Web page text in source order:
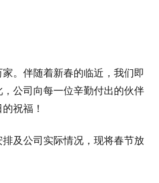
。伴随着新春的临近，我们即
公司向每一位辛勤付出的伙伴
祝福！
及公司实际情况，现将春节放